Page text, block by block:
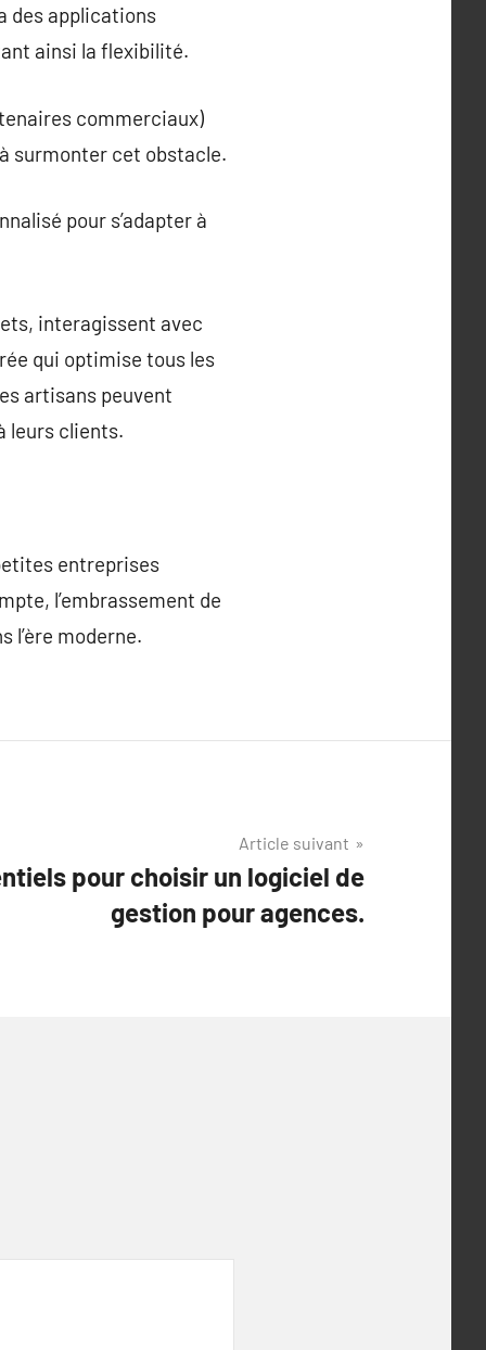
des applications
ainsi la flexibilité.
commerciaux)
surmonter cet obstacle.
pour s’adapter à
interagissent avec
qui optimise tous les
artisans peuvent
leurs clients.
entreprises
l’embrassement de
l’ère moderne.
Article suivant
pour choisir un logiciel de
gestion pour agences.